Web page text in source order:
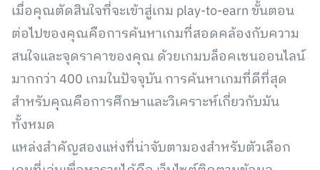
เมื่อคุณตัดสินใจที่จะเข้าสู่เกม play-to-earn ขั้นตอน
ต่อไปของคุณคือการค้นหาเกมที่สอดคล้องกับความ
สนใจและจุดราคาของคุณ ด้วยเกมบล็อคเชนออนไลน์
มากกว่า 400 เกมในปัจจุบัน การค้นหาเกมที่ดีที่สุด
สำหรับคุณคือการศึกษาและวิเคราะห์เกี่ยวกับมัน
ทั้งหมด
แหล่งสำคัญสองแห่งที่น่าจับตามองสำหรับตัวเลือก